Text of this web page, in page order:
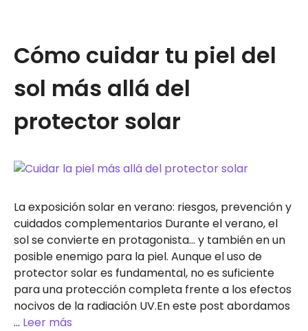
Cómo cuidar tu piel del
sol más allá del
protector solar
La exposición solar en verano: riesgos, prevención y
cuidados complementarios Durante el verano, el
sol se convierte en protagonista… y también en un
posible enemigo para la piel. Aunque el uso de
protector solar es fundamental, no es suficiente
para una protección completa frente a los efectos
nocivos de la radiación UV.En este post abordamos
… Leer más